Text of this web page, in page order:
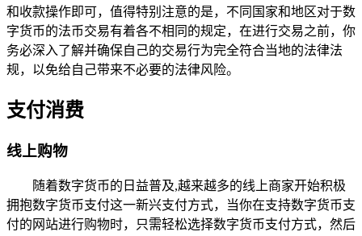
和收款操作即可，值得特别注意的是，不同国家和地区对于数
字货币的法币交易有着各不相同的规定，在进行交易之前，你
务必深入了解并确保自己的交易行为完全符合当地的法律法
规，以免给自己带来不必要的法律风险。
支付消费
线上购物
随着数字货币的日益普及,越来越多的线上商家开始积极
拥抱数字货币支付这一新兴支付方式，当你在支持数字货币支
付的网站进行购物时，只需轻松选择数字货币支付方式，然后